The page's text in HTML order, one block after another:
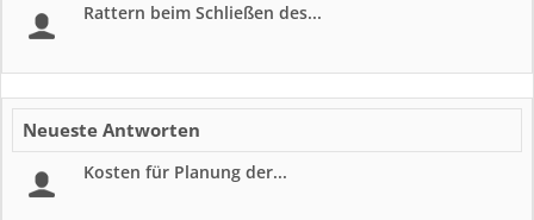
Rattern beim Schließen des...
Neueste Antworten
Kosten für Planung der...